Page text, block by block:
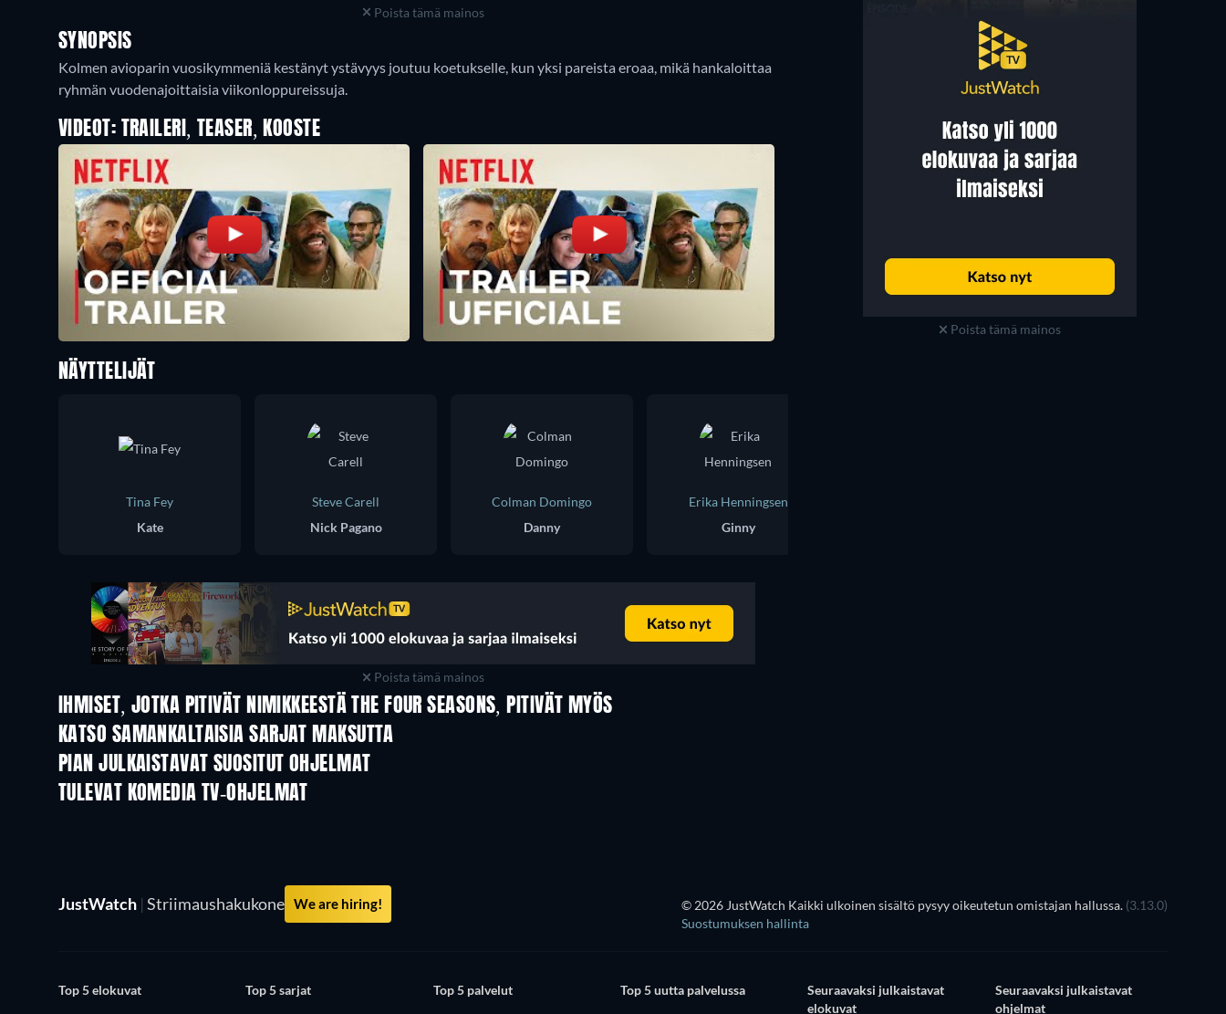
Poista tämä mainos
SYNOPSIS
Kolmen avioparin vuosikymmeniä kestänyt ystävyys joutuu koetukselle, kun yksi pareista eroaa, mikä hankaloittaa
ryhmän vuodenajoittaisia viikonloppureissuja.
VIDEOT: TRAILERI, TEASER, KOOSTE
Poista tämä mainos
NÄYTTELIJÄT
Tina Fey
Kate
Steve Carell
Nick Pagano
Colman Domingo
Danny
Erika Henningsen
Ginny
Poista tämä mainos
IHMISET, JOTKA PITIVÄT NIMIKKEESTÄ THE FOUR SEASONS, PITIVÄT MYÖS
TV TV TV
KATSO SAMANKALTAISIA SARJAT MAKSUTTA
TV TV
PIAN JULKAISTAVAT SUOSITUT OHJELMAT
TV
TULEVAT KOMEDIA TV-OHJELMAT
Kausi 6
JustWatch | Striimaushakukone We are hiring! © 2026 JustWatch Kaikki ulkoinen sisältö pysyy oikeutetun omistajan hallussa. (3.13.0)
Suostumuksen hallinta
Top 5 elokuvat Top 5 sarjat Top 5 palvelut Top 5 uutta palvelussa
Seuraavaksi julkaistavat
elokuvat
Seuraavaksi julkaistavat
ohjelmat